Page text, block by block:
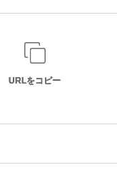
URLをコピー